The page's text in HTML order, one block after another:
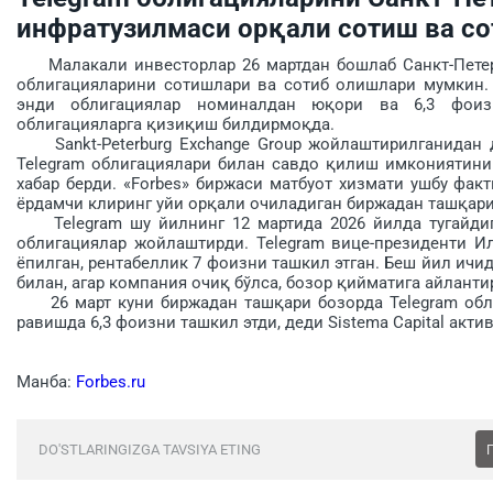
инфратузилмаси орқали сотиш ва
Малакали инвесторлар 26 мартдан бошлаб Санкт-
облигацияларини сотишлари ва сотиб олишлари
энди облигациялар номиналдан юқори ва 6,3
облигацияларга қизиқиш билдирмоқда.
Sankt-Peterburg Exchange Group жойлаштирилганидан
Telegram облигациялари билан савдо қилиш
хабар берди. «Forbes» биржаси матбуот хизмати ушбу
ёрдамчи клиринг уйи орқали очиладиган биржадан
Telegram шу йилнинг 12 мартида 2026 йилда
облигациялар жойлаштирди. Telegram вице-президенти
ёпилган, рентабеллик 7 фоизни ташкил этган. Беш йил
билан, агар компания очиқ бўлса, бозор қийматига
26 март куни биржадан ташқари бозорда Telegram
равишда 6,3 фоизни ташкил этди, деди Sistema Capital
Манба: Forbes.ru
DO'STLARINGIZGA TAVSIYA ETING